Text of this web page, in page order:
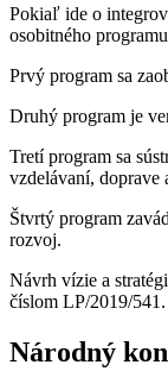
Pokiaľ ide o
osobitného
Prvý program sa
Druhý program je
Tretí program sa
vzdelávaní, doprave
Štvrtý program
rozvoj.
Návrh vízie a
číslom LP/2019/
Národný